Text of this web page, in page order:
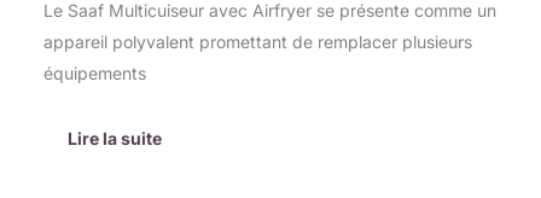
Le Saaf Multicuiseur avec Airfryer se présente comme un
appareil polyvalent promettant de remplacer plusieurs
équipements
Lire la suite